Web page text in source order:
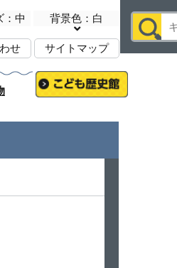
：中 背景色：白
せ サイトマップ